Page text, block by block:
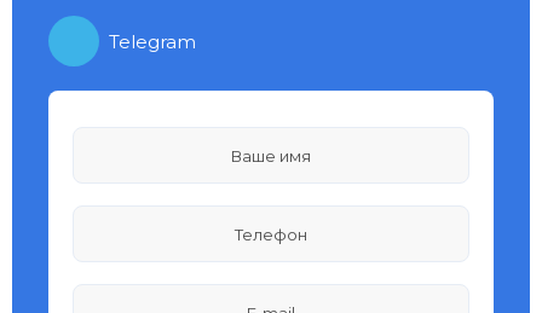
Telegram